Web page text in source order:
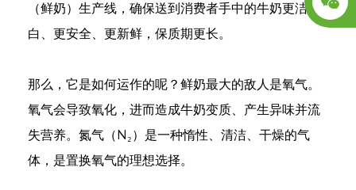
（鲜奶）生产线，确保送到消费者手中的牛奶更洁
白、更安全、更新鲜，保质期更长。
那么，它是如何运作的呢？鲜奶最大的敌人是氧气。
氧气会导致氧化，进而造成牛奶变质、产生异味并流
失营养。氮气（N₂）是一种惰性、清洁、干燥的气
体，是置换氧气的理想选择。